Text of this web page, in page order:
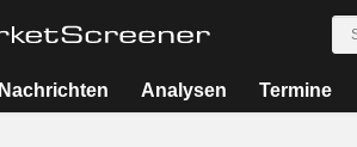
Nachrichten Analysen Termine